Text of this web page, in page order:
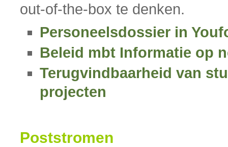
out-of-the-box te denken.
Personeelsdossier in
Beleid mbt Informatie op
Terugvindbaarheid van
projecten
Poststromen